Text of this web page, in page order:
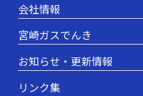
会社情報
宮崎ガスでんき
お知らせ・更新情報
リンク集